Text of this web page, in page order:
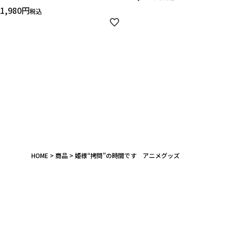
1,980
税込
HOME 商品 姫様“拷問”の時間です アニメグッズ